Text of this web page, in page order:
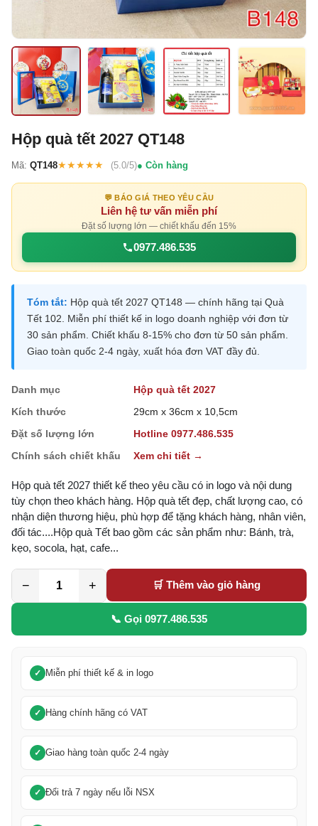
Hộp quà tết 2027 QT148
Mã: QT148★★★★★ (5.0/5) Còn hàng
💬 BÁO GIÁ THEO YÊU CẦU
Liên hệ tư vấn miễn phí
Đặt số lượng lớn — chiết khấu đến 15%
0977.486.535
Tóm tắt: Hộp quà tết 2027 QT148 — chính hãng tại Quà
Tết 102. Miễn phí thiết kế in logo doanh nghiệp với đơn từ
30 sản phẩm. Chiết khấu 8-15% cho đơn từ 50 sản phẩm.
Giao toàn quốc 2-4 ngày, xuất hóa đơn VAT đầy đủ.
Danh mục
Hộp quà tết 2027
Kích thước
29cm x 36cm x 10,5cm
Đặt số lượng lớn
Hotline 0977.486.535
Chính sách chiết khấu
Xem chi tiết →
Hộp quà tết 2027 thiết kế theo yêu cầu có in logo và nội dung
tùy chọn theo khách hàng. Hộp quà tết đẹp, chất lượng cao, có
nhận diện thương hiệu, phù hợp để tặng khách hàng, nhân viên,
đối tác....Hộp quà Tết bao gồm các sản phẩm như: Bánh, trà,
kẹo, socola, hạt, cafe...
− + 🛒 Thêm vào giỏ hàng
📞 Gọi 0977.486.535
Miễn phí thiết kế & in logo
Hàng chính hãng có VAT
Giao hàng toàn quốc 2-4 ngày
Đổi trả 7 ngày nếu lỗi NSX